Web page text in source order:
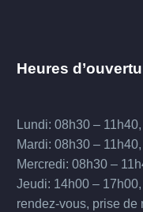
Heures
Lundi: 08h30 –
Mardi: 08h30 –
Mercredi: 08h30 –
Jeudi: 14h00 –
rendez-vous, prise de